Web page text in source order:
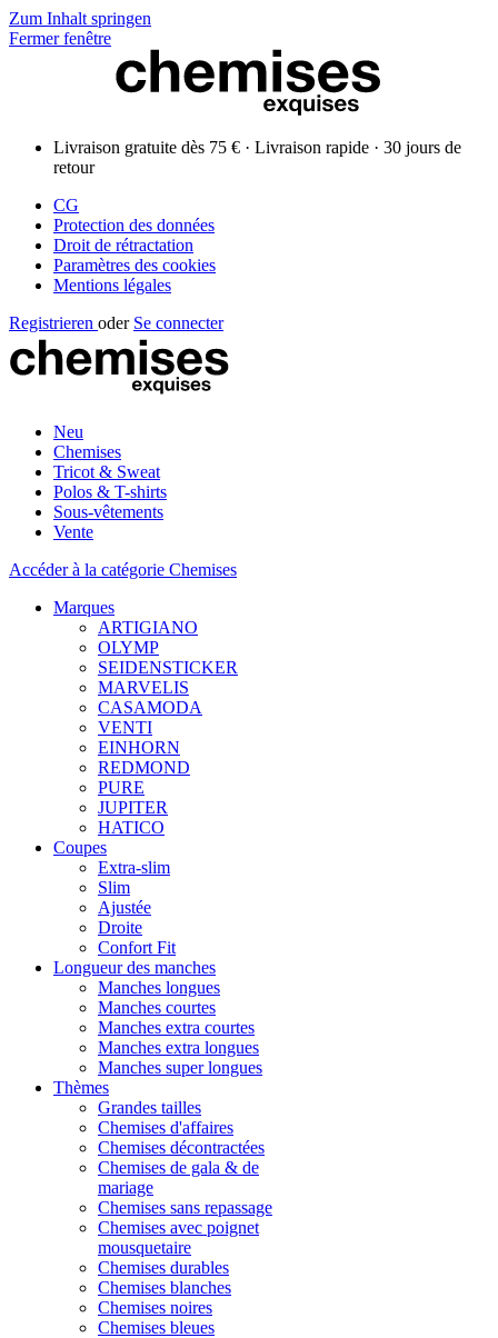
Zum Inhalt springen
Fermer fenêtre
Livraison gratuite dès 75 € · Livraison rapide · 30 jours de
retour
CG
Protection des données
Droit de rétractation
Paramètres des cookies
Mentions légales
Registrieren oder Se connecter
Neu
Chemises
Tricot & Sweat
Polos & T-shirts
Sous-vêtements
Vente
Accéder à la catégorie Chemises
Marques
ARTIGIANO
OLYMP
SEIDENSTICKER
MARVELIS
CASAMODA
VENTI
EINHORN
REDMOND
PURE
JUPITER
HATICO
Coupes
Extra-slim
Slim
Ajustée
Droite
Confort Fit
Longueur des manches
Manches longues
Manches courtes
Manches extra courtes
Manches extra longues
Manches super longues
Thèmes
Grandes tailles
Chemises d'affaires
Chemises décontractées
Chemises de gala & de
mariage
Chemises sans repassage
Chemises avec poignet
mousquetaire
Chemises durables
Chemises blanches
Chemises noires
Chemises bleues